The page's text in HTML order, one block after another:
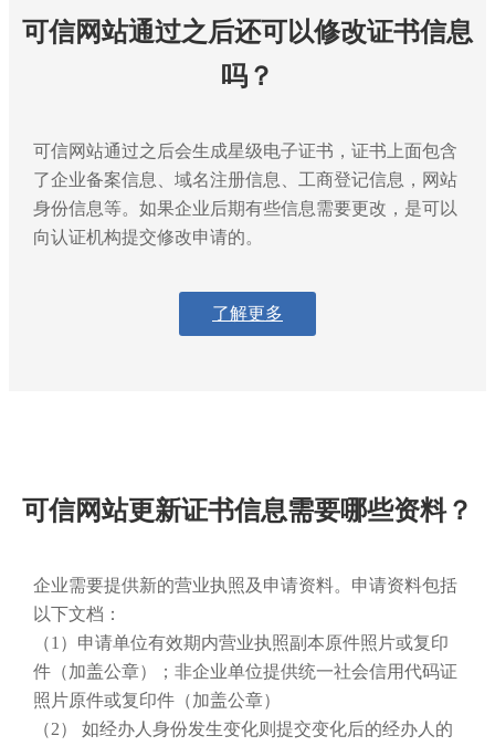
可信网站通过之后还可以修改证书信息
吗？
可信网站通过之后会生成星级电子证书，证书上面包含
了企业备案信息、域名注册信息、工商登记信息，网站
身份信息等。如果企业后期有些信息需要更改，是可以
向认证机构提交修改申请的。
了解更多
可信网站更新证书信息需要哪些资料？
企业需要提供新的营业执照及申请资料。申请资料包括
以下文档：
（1）申请单位有效期内营业执照副本原件照片或复印
件（加盖公章）；非企业单位提供统一社会信用代码证
照片原件或复印件（加盖公章）
（2） 如经办人身份发生变化则提交变化后的经办人的